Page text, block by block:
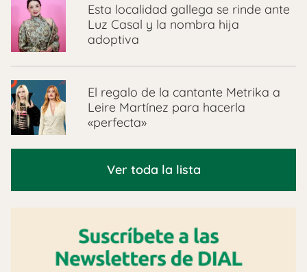
Esta localidad gallega se rinde ante
Luz Casal y la nombra hija
adoptiva
El regalo de la cantante Metrika a
Leire Martínez para hacerla
«perfecta»
Ver toda la lista